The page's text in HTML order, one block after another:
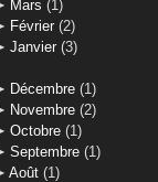
Mars (1)
Février (2)
Janvier (3)
Décembre (1)
Novembre (2)
Octobre (1)
Septembre (1)
Août (1)